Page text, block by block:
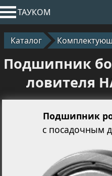
ТАУКОМ
Каталог
Подшипник
ловителя
Подшипник
с посадочным